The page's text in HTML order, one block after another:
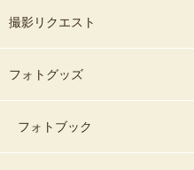
撮影リクエスト
フォトグッズ
フォトブック